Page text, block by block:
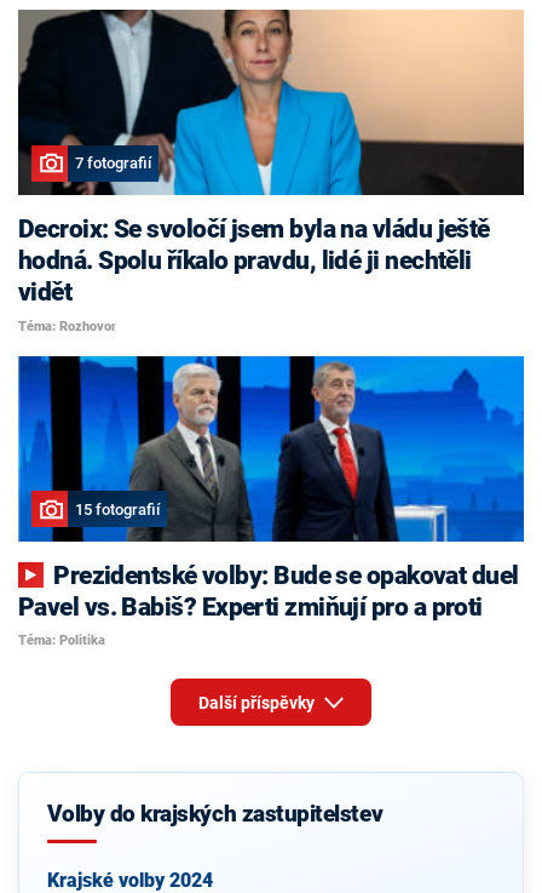
7 fotografií
Decroix: Se svoločí jsem byla na vládu ještě
hodná. Spolu říkalo pravdu, lidé ji nechtěli
vidět
Téma: Rozhovor
15 fotografií
Pavel vs. Babiš? Experti zmiňují pro a proti
Téma: Politika
Další příspěvky
Volby do krajských zastupitelstev
Krajské volby 2024